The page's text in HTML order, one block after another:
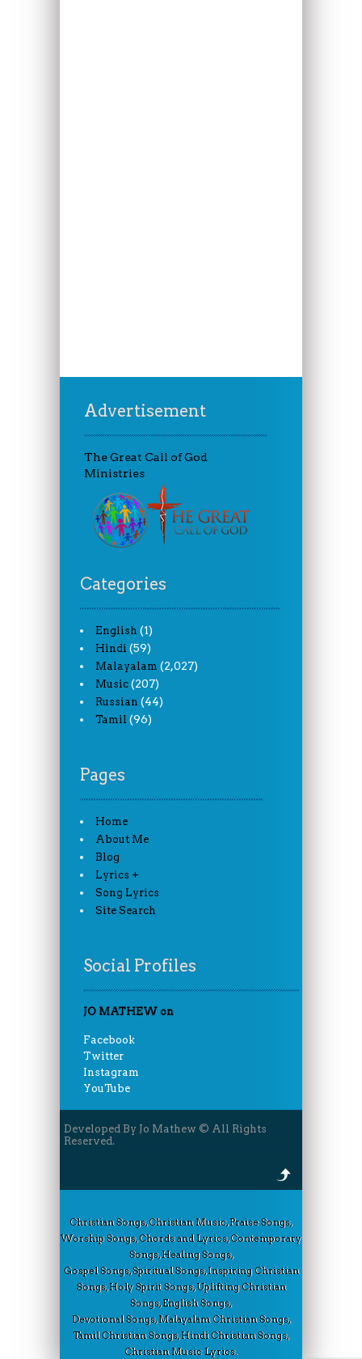
Advertisement
The Great Call of God
Ministries
Categories
English (1)
Hindi (59)
Malayalam (2,027)
Music (207)
Russian (44)
Tamil (96)
Pages
Home
About Me
Blog
Lyrics +
Song Lyrics
Site Search
Social Profiles
JO MATHEW on
Facebook
Twitter
Instagram
YouTube
Developed By Jo Mathew © All Rights
Reserved.
Christian Songs, Christian Music, Praise Songs,
Worship Songs, Chords and Lyrics, Contemporary
Songs, Healing Songs,
Gospel Songs, Spiritual Songs, Inspiring Christian
Songs, Holy Spirit Songs, Uplifting Christian
Songs, English Songs,
Devotional Songs, Malayalam Christian Songs,
Tamil Christian Songs, Hindi Christian Songs,
Christian Music Lyrics.